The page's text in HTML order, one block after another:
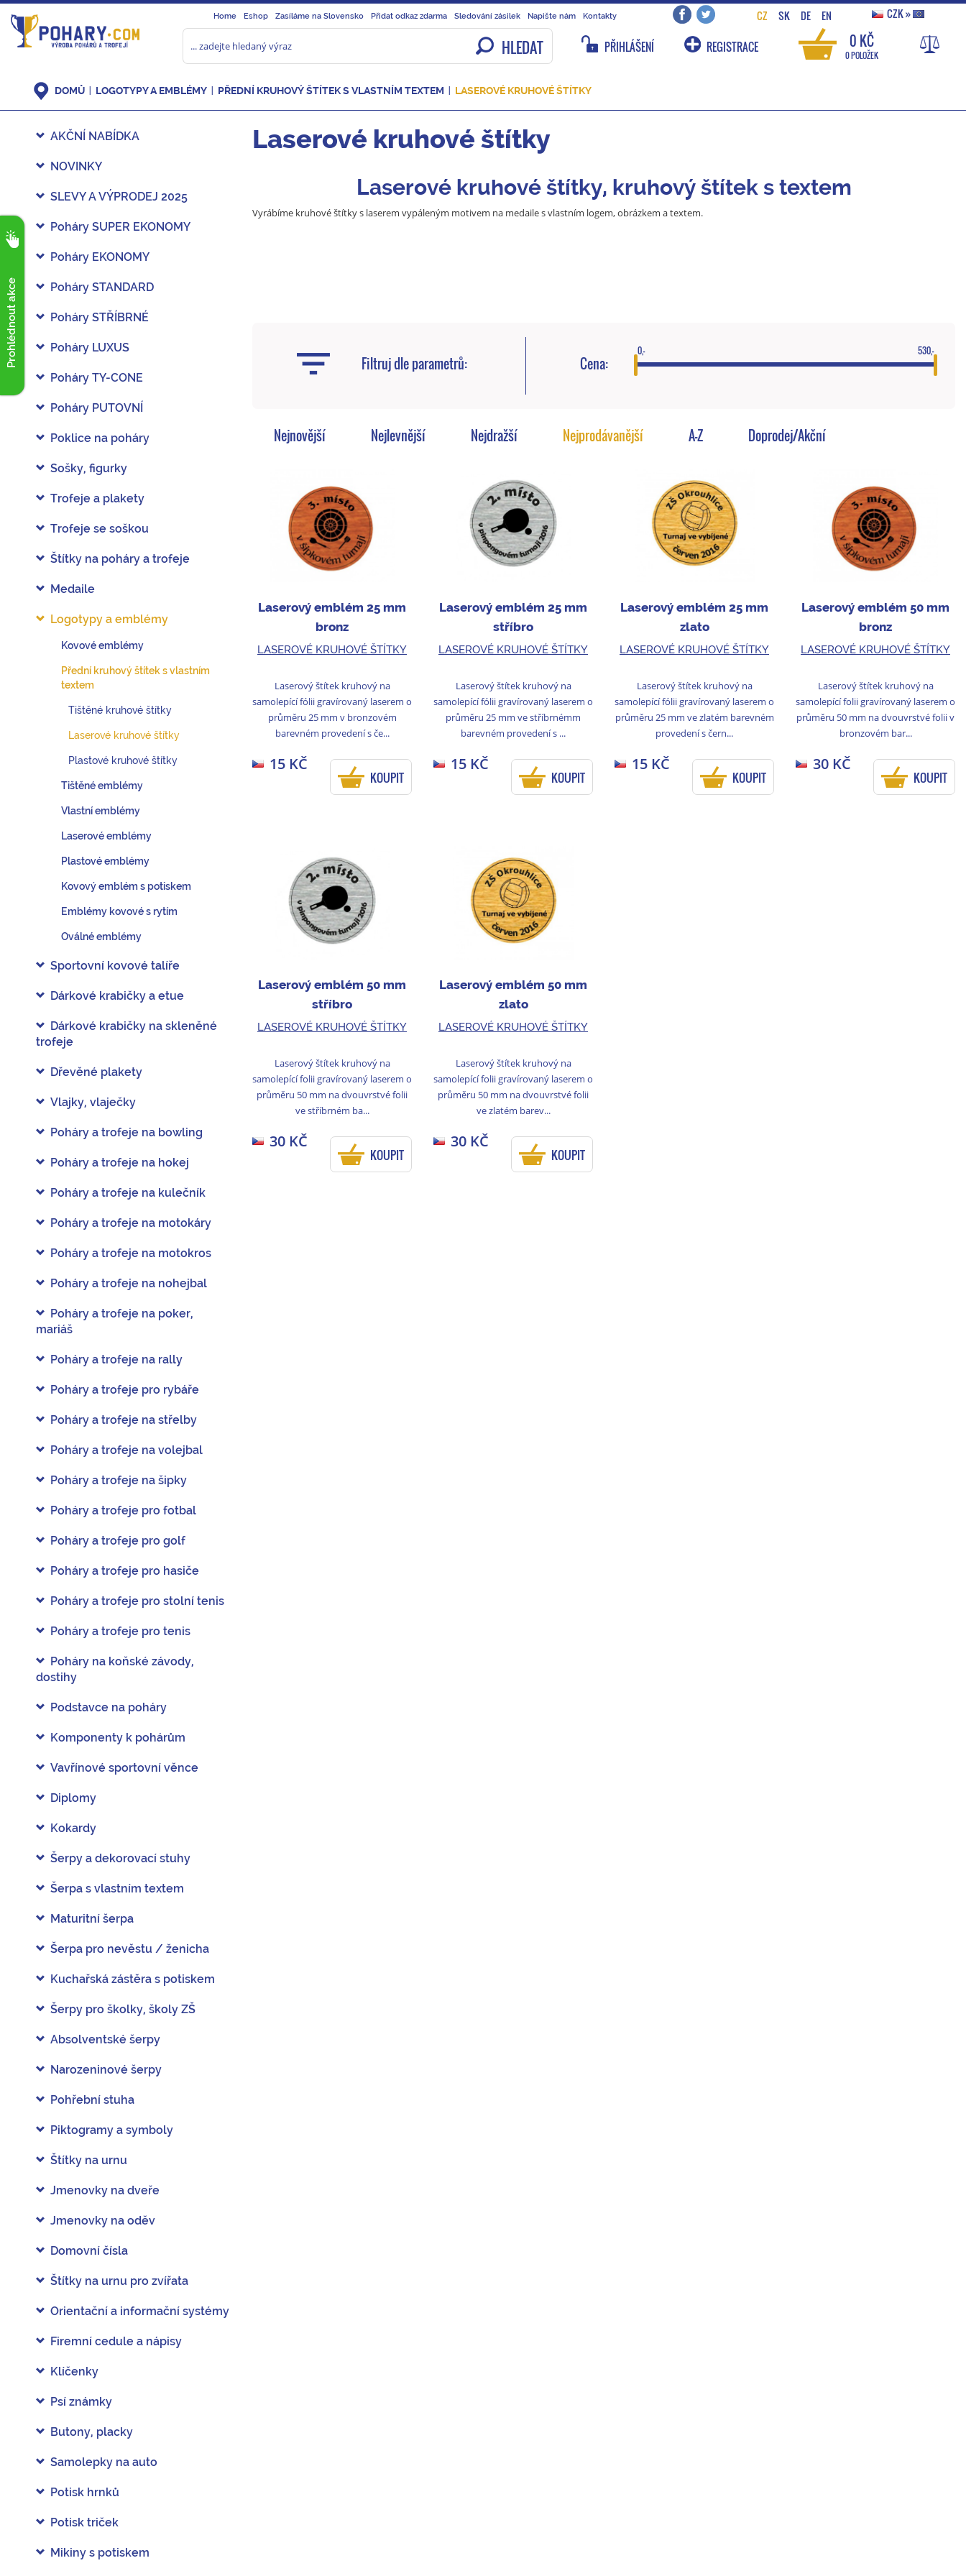
Home Eshop Zasíláme na Slovensko Přidat odkaz zdarma Sledování zásilek Napište nám Kontakty CZ SK DE EN CZK»
HLEDAT PŘIHLÁŠENÍ REGISTRACE 0 KČ
0 POLOŽEK
Prohlédnout akce
DOMŮ LOGOTYPY A EMBLÉMY PŘEDNÍ KRUHOVÝ ŠTÍTEK S VLASTNÍM TEXTEM LASEROVÉ KRUHOVÉ ŠTÍTKY
AKČNÍ NABÍDKA
NOVINKY
SLEVY A VÝPRODEJ 2025
Poháry SUPER EKONOMY
Poháry EKONOMY
Poháry STANDARD
Poháry STŘÍBRNÉ
Poháry LUXUS
Poháry TY-CONE
Poháry PUTOVNÍ
Poklice na poháry
Sošky, figurky
Trofeje a plakety
Trofeje se soškou
Štítky na poháry a trofeje
Medaile
Logotypy a emblémy
Kovové emblémy
Přední kruhový štítek s vlastním
textem
Tištěné kruhové štítky
Laserové kruhové štítky
Plastové kruhové štítky
Tištěné emblémy
Vlastní emblémy
Laserové emblémy
Plastové emblémy
Kovový emblém s potiskem
Emblémy kovové s rytím
Oválné emblémy
Sportovní kovové talíře
Dárkové krabičky a etue
Dárkové krabičky na skleněné
trofeje
Dřevěné plakety
Vlajky, vlaječky
Poháry a trofeje na bowling
Poháry a trofeje na hokej
Poháry a trofeje na kulečník
Poháry a trofeje na motokáry
Poháry a trofeje na motokros
Poháry a trofeje na nohejbal
Poháry a trofeje na poker,
mariáš
Poháry a trofeje na rally
Poháry a trofeje pro rybáře
Poháry a trofeje na střelby
Poháry a trofeje na volejbal
Poháry a trofeje na šipky
Poháry a trofeje pro fotbal
Poháry a trofeje pro golf
Poháry a trofeje pro hasiče
Poháry a trofeje pro stolní tenis
Poháry a trofeje pro tenis
Poháry na koňské závody,
dostihy
Podstavce na poháry
Komponenty k pohárům
Vavřínové sportovní věnce
Diplomy
Kokardy
Šerpy a dekorovací stuhy
Šerpa s vlastním textem
Maturitní šerpa
Šerpa pro nevěstu / ženicha
Kuchařská zástěra s potiskem
Šerpy pro školky, školy ZŠ
Absolventské šerpy
Narozeninové šerpy
Pohřební stuha
Piktogramy a symboly
Štítky na urnu
Jmenovky na dveře
Jmenovky na oděv
Domovní čísla
Štítky na urnu pro zvířata
Orientační a informační systémy
Firemní cedule a nápisy
Klíčenky
Psí známky
Butony, placky
Samolepky na auto
Potisk hrnků
Potisk triček
Mikiny s potiskem
Laserové kruhové štítky
Laserové kruhové štítky, kruhový štítek s textem
Vyrábíme kruhové štítky s laserem vypáleným motivem na medaile s vlastním logem, obrázkem a textem.
Filtruj dle parametrů: Cena:
0,- 530,-
Nejnovější Nejlevnější Nejdražší Nejprodávanější A-Z Doprodej/Akční
Laserový emblém 25 mm
bronz
LASEROVÉ KRUHOVÉ ŠTÍTKY
Laserový štítek kruhový na
samolepící fólii gravírovaný laserem o
průměru 25 mm v bronzovém
barevném provedení s če...
15 KČ
KOUPIT
Laserový emblém 25 mm
stříbro
LASEROVÉ KRUHOVÉ ŠTÍTKY
Laserový štítek kruhový na
samolepící fólii gravírovaný laserem o
průměru 25 mm ve stříbrnémm
barevném provedení s ...
15 KČ
KOUPIT
Laserový emblém 25 mm
zlato
LASEROVÉ KRUHOVÉ ŠTÍTKY
Laserový štítek kruhový na
samolepící fólii gravírovaný laserem o
průměru 25 mm ve zlatém barevném
provedení s čern...
15 KČ
KOUPIT
Laserový emblém 50 mm
bronz
LASEROVÉ KRUHOVÉ ŠTÍTKY
Laserový štítek kruhový na
samolepící folii gravírovaný laserem o
průměru 50 mm na dvouvrstvé folii v
bronzovém bar...
30 KČ
KOUPIT
Laserový emblém 50 mm
stříbro
LASEROVÉ KRUHOVÉ ŠTÍTKY
Laserový štítek kruhový na
samolepící folii gravírovaný laserem o
průměru 50 mm na dvouvrstvé folii
ve stříbrném ba...
30 KČ
KOUPIT
Laserový emblém 50 mm
zlato
LASEROVÉ KRUHOVÉ ŠTÍTKY
Laserový štítek kruhový na
samolepící folii gravírovaný laserem o
průměru 50 mm na dvouvrstvé folii
ve zlatém barev...
30 KČ
KOUPIT